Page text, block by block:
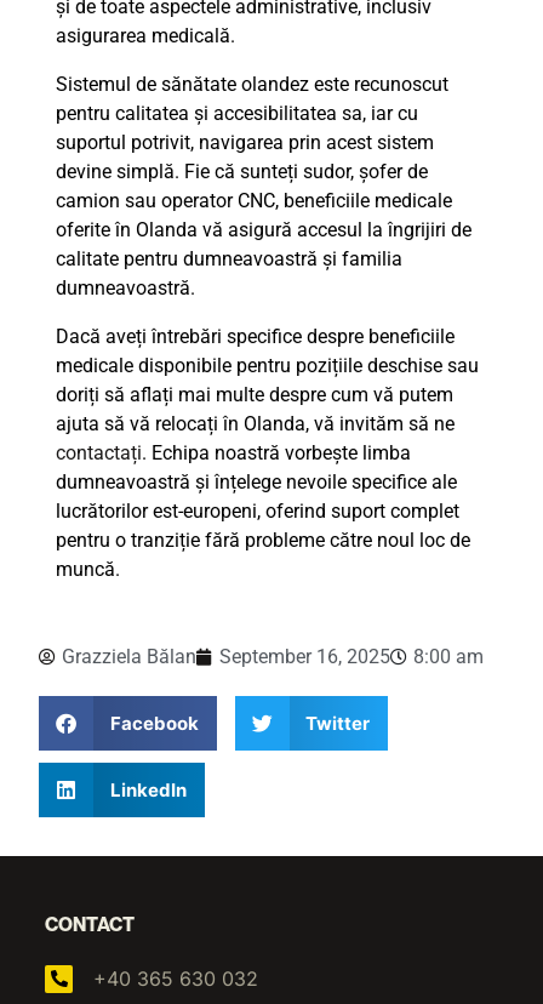
și de toate aspectele administrative, inclusiv
asigurarea medicală.
Sistemul de sănătate olandez este recunoscut
pentru calitatea și accesibilitatea sa, iar cu
suportul potrivit, navigarea prin acest sistem
devine simplă. Fie că sunteți sudor, șofer de
camion sau operator CNC, beneficiile medicale
oferite în Olanda vă asigură accesul la îngrijiri de
calitate pentru dumneavoastră și familia
dumneavoastră.
Dacă aveți întrebări specifice despre beneficiile
medicale disponibile pentru pozițiile deschise sau
doriți să aflați mai multe despre cum vă putem
ajuta să vă relocați în Olanda, vă invităm să ne
contactați. Echipa noastră vorbește limba
dumneavoastră și înțelege nevoile specifice ale
lucrătorilor est-europeni, oferind suport complet
pentru o tranziție fără probleme către noul loc de
muncă.
Grazziela Bălan September 16, 2025 8:00 am
Facebook Twitter
LinkedIn
CONTACT
+40 365 630 032